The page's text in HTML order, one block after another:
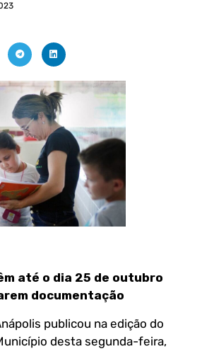
até o dia 25 de outubro
documentação
publicou na edição do
desta segunda-feira,